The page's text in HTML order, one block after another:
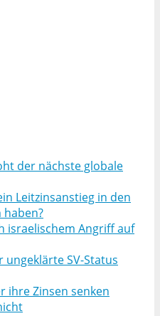
der nächste globale
Leitzinsanstieg in den
haben?
israelischem Angriff auf
ungeklärte SV-Status
ihre Zinsen senken